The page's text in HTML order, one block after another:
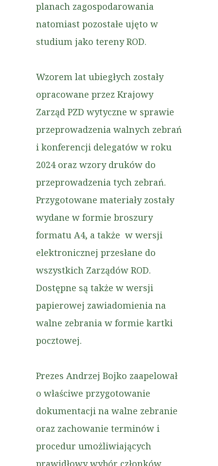
planach zagospodarowania
natomiast pozostałe ujęto w
studium jako tereny ROD.
Wzorem lat ubiegłych zostały
opracowane przez Krajowy
Zarząd PZD wytyczne w sprawie
przeprowadzenia walnych zebrań
i konferencji delegatów w roku
2024 oraz wzory druków do
przeprowadzenia tych zebrań.
Przygotowane materiały zostały
wydane w formie broszury
formatu A4, a także w wersji
elektronicznej przesłane do
wszystkich Zarządów ROD.
Dostępne są także w wersji
papierowej zawiadomienia na
walne zebrania w formie kartki
pocztowej.
Prezes Andrzej Bojko zaapelował
o właściwe przygotowanie
dokumentacji na walne zebranie
oraz zachowanie terminów i
procedur umożliwiających
prawidłowy wybór członków